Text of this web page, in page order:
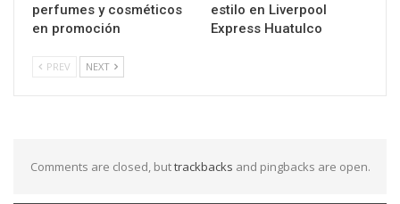
perfumes y cosméticos
en promoción
estilo en Liverpool
Express Huatulco
PREV NEXT
Comments are closed, buttrackbacks and pingbacks are open.